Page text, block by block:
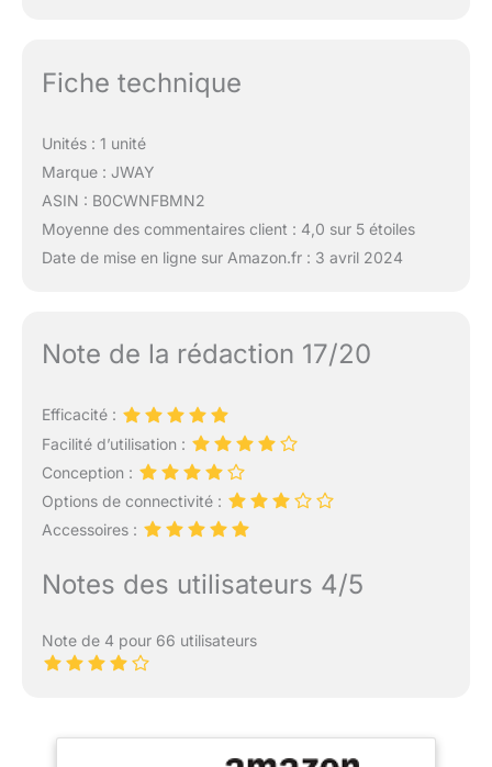
Fiche technique
Unités : 1 unité
Marque : JWAY
ASIN : B0CWNFBMN2
Moyenne des commentaires client : 4,0 sur 5 étoiles
Date de mise en ligne sur Amazon.fr : 3 avril 2024
Note de la rédaction 17/20
Efficacité :
Facilité d’utilisation :
Conception :
Options de connectivité :
Accessoires :
Notes des utilisateurs 4/5
Note de 4 pour 66 utilisateurs